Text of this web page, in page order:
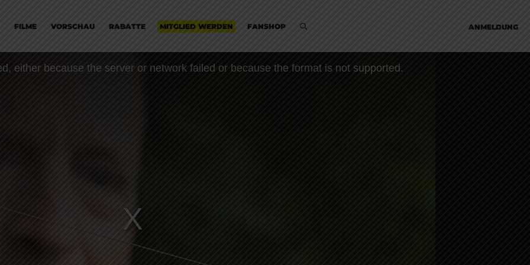
FILME VORSCHAU RABATTE MITGLIED WERDEN FANSHOP ANMELDUNG
either because the server or network failed or because the format is not supported.